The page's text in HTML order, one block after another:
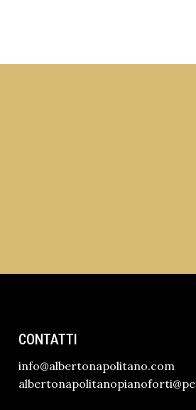
CONTATTI
info@albertonapolitano.com